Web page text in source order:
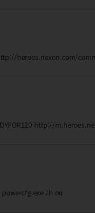
heroes.nexon.com/
http://
powercfg.exe /h on